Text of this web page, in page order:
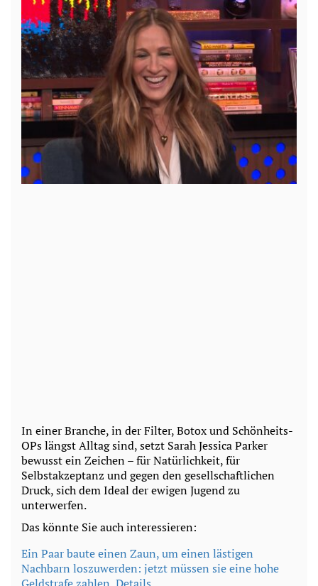
In einer Branche, in der Filter, Botox und Schönheits-
OPs längst Alltag sind, setzt Sarah Jessica Parker
bewusst ein Zeichen – für Natürlichkeit, für
Selbstakzeptanz und gegen den gesellschaftlichen
Druck, sich dem Ideal der ewigen Jugend zu
unterwerfen.
Das könnte Sie auch interessieren:
Ein Paar baute einen Zaun, um einen lästigen
Nachbarn loszuwerden: jetzt müssen sie eine hohe